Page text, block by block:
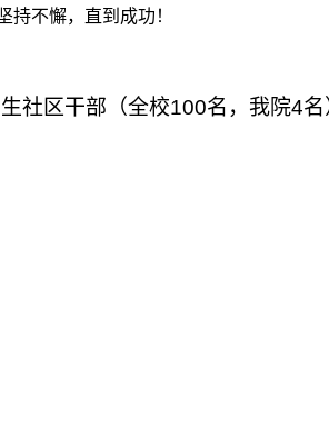
持不懈，直到成功！
社区干部（全校100名，我院4